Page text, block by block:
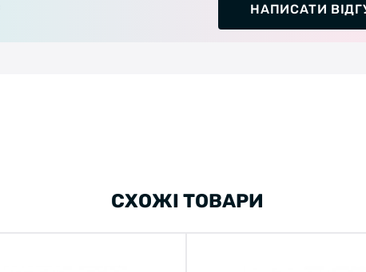
НАПИСАТИ
СХОЖІ ТОВАРИ